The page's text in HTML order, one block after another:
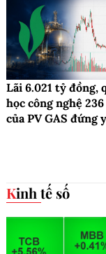
Lãi 6.021 tỷ đồng,
học công nghệ
của PV GAS đứng
Kinh tế số